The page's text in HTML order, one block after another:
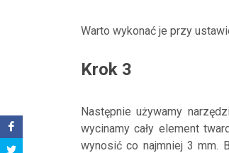
Warto wykonać je przy
Krok 3
Następnie używamy
wycinamy cały element
wynosić co najmniej 3 mm.